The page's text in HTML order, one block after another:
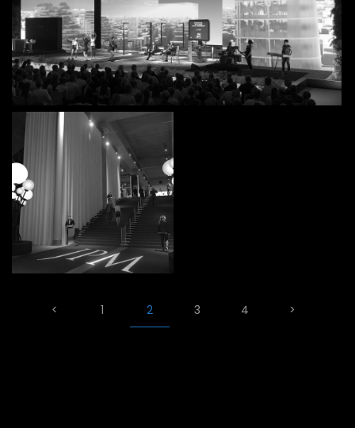
< 1 2 3 4 >